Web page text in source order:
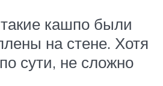
кашпо были
на стене. Хотя
сути, не сложно